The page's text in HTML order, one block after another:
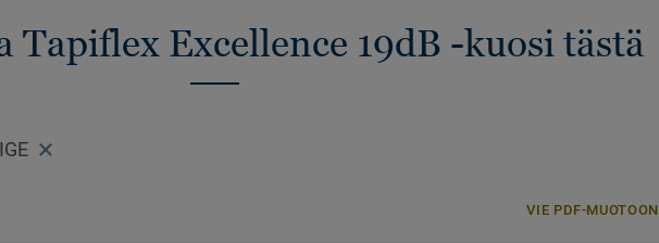
Tapiflex Excellence 19dB -kuosi tästä
VIE PDF-MUOTOON